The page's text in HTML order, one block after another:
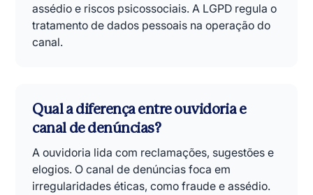
assédio e riscos psicossociais. A LGPD regula o
tratamento de dados pessoais na operação do
canal.
Qual a diferença entre ouvidoria e
canal de denúncias?
A ouvidoria lida com reclamações, sugestões e
elogios. O canal de denúncias foca em
irregularidades éticas, como fraude e assédio.